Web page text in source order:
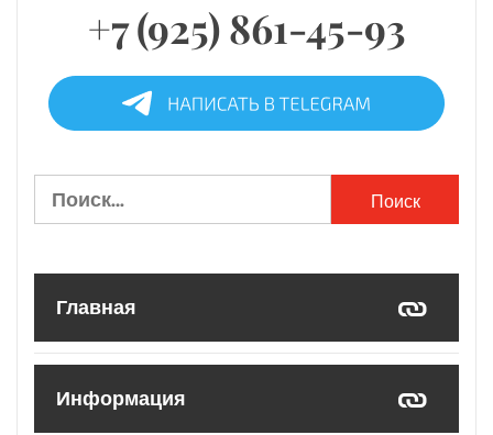
+7 (925) 861-45-93
Найти:
Главная
Информация